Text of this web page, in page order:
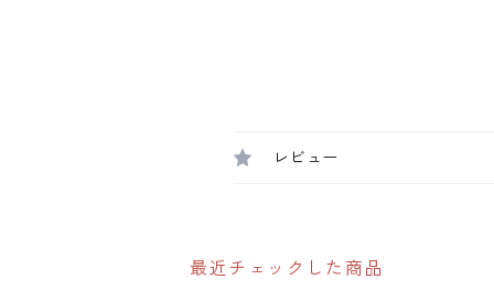
レビュー
最近チェックした商品